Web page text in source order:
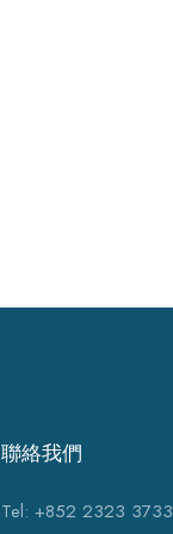
聯絡我們
Tel: +852 2323 3733